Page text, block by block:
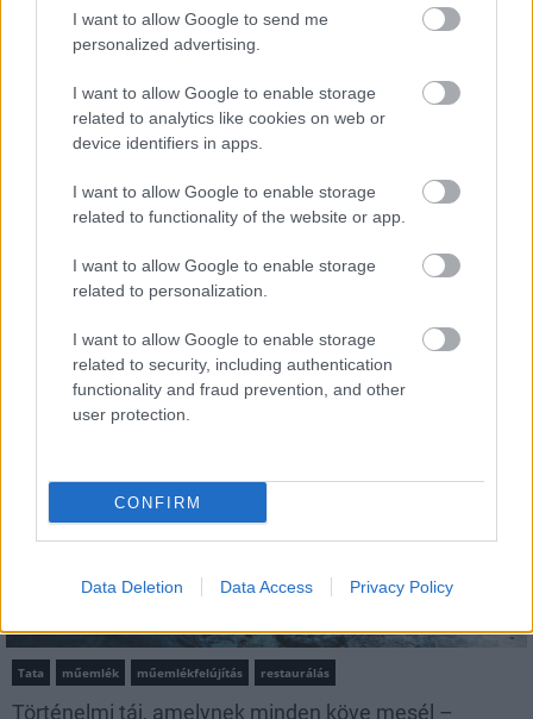
I want to allow Google to send me
personalized advertising.
I want to allow Google to enable storage
related to analytics like cookies on web or
device identifiers in apps.
I want to allow Google to enable storage
related to functionality of the website or app.
I want to allow Google to enable storage
related to personalization.
I want to allow Google to enable storage
related to security, including authentication
functionality and fraud prevention, and other
user protection.
CONFIRM
Data Deletion Data Access Privacy Policy
Elkészült a Liszt Ferenc repülőtér
közelében lévő logisztikai bázis út- és
közműhálózatának fejlesztése
mérföldköve a felülvizsgálat
árnyékában?
Tata műemlék műemlékfelújítás restaurálás
Történelmi táj, amelynek minden köve mesél –